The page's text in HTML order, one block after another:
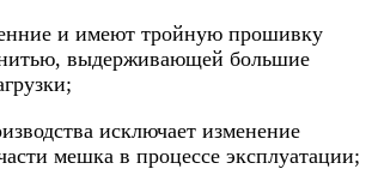
и имеют тройную прошивку
выдерживающей большие
исключает изменение
мешка в процессе эксплуатации;